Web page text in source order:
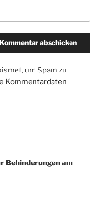
um Spam zu
Kommentardaten
Behinderungen am